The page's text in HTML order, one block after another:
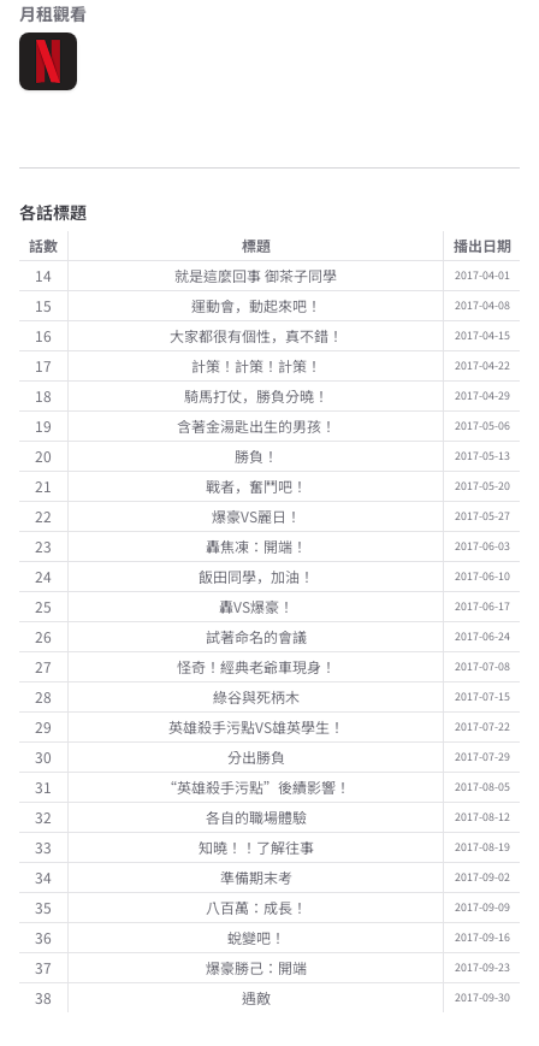
月租觀看
各話標題
話數 標題
播出日期
14
就是這麼回事 御茶子同學 2017-04-01
15 運動會，動起來吧！ 2017-04-08
16 大家都很有個性，真不錯！ 2017-04-15
17 計策！計策！計策！ 2017-04-22
18 騎馬打仗，勝負分曉！ 2017-04-29
19 含著金湯匙出生的男孩！ 2017-05-06
20 勝負！ 2017-05-13
21 戰者，奮鬥吧！ 2017-05-20
22 爆豪VS麗日！ 2017-05-27
23 轟焦凍：開端！ 2017-06-03
24 飯田同學，加油！ 2017-06-10
25 轟VS爆豪！ 2017-06-17
26 試著命名的會議 2017-06-24
27 怪奇！經典老爺車現身！ 2017-07-08
28 綠谷與死柄木 2017-07-15
29 英雄殺手污點VS雄英學生！ 2017-07-22
30 分出勝負 2017-07-29
31 “英雄殺手污點”後續影響！ 2017-08-05
32 各自的職場體驗 2017-08-12
33 知曉！！了解往事 2017-08-19
34 準備期末考 2017-09-02
35 八百萬：成長！ 2017-09-09
36 蛻變吧！ 2017-09-16
37 爆豪勝己：開端 2017-09-23
38 遇敵 2017-09-30